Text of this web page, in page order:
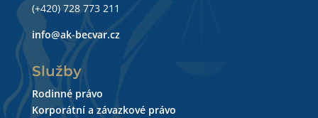
(+420) 728 773 211
info@ak-becvar.cz
Služby
Rodinné právo
Korporátní a závazkové právo